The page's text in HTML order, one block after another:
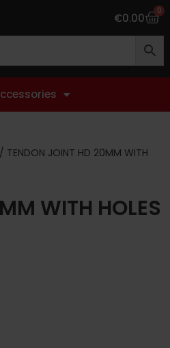
€0.00 0
/ TENDON JOINT HD 20MM WITH
WITH HOLES